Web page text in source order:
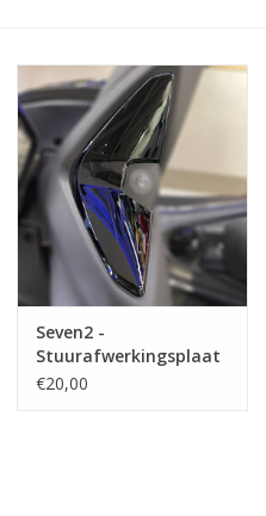
Seven2 -
Stuurafwerkingsplaat
€20,00